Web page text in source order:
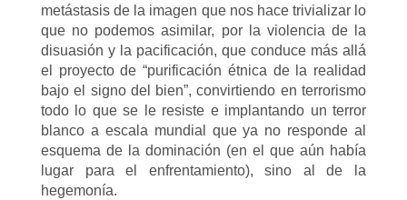
metástasis de la imagen que nos hace trivializar lo
que no podemos asimilar, por la violencia de la
disuasión y la pacificación, que conduce más allá
el proyecto de “purificación étnica de la realidad
bajo el signo del bien”, convirtiendo en terrorismo
todo lo que se le resiste e implantando un terror
blanco a escala mundial que ya no responde al
esquema de la dominación (en el que aún había
lugar para el enfrentamiento), sino al de la
hegemonía.